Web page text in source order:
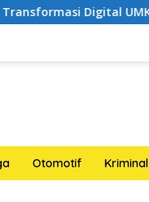
UMKM Balikpapan
Otomotif Kriminal